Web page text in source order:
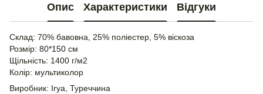
Опис Характеристики Відгуки
Склад: 70% бавовна, 25% поліестер, 5% віскоза
Розмір: 80*150 см
Щільність: 1400 г/м2
Колір: мультиколор
Виробник: Irya, Туреччина